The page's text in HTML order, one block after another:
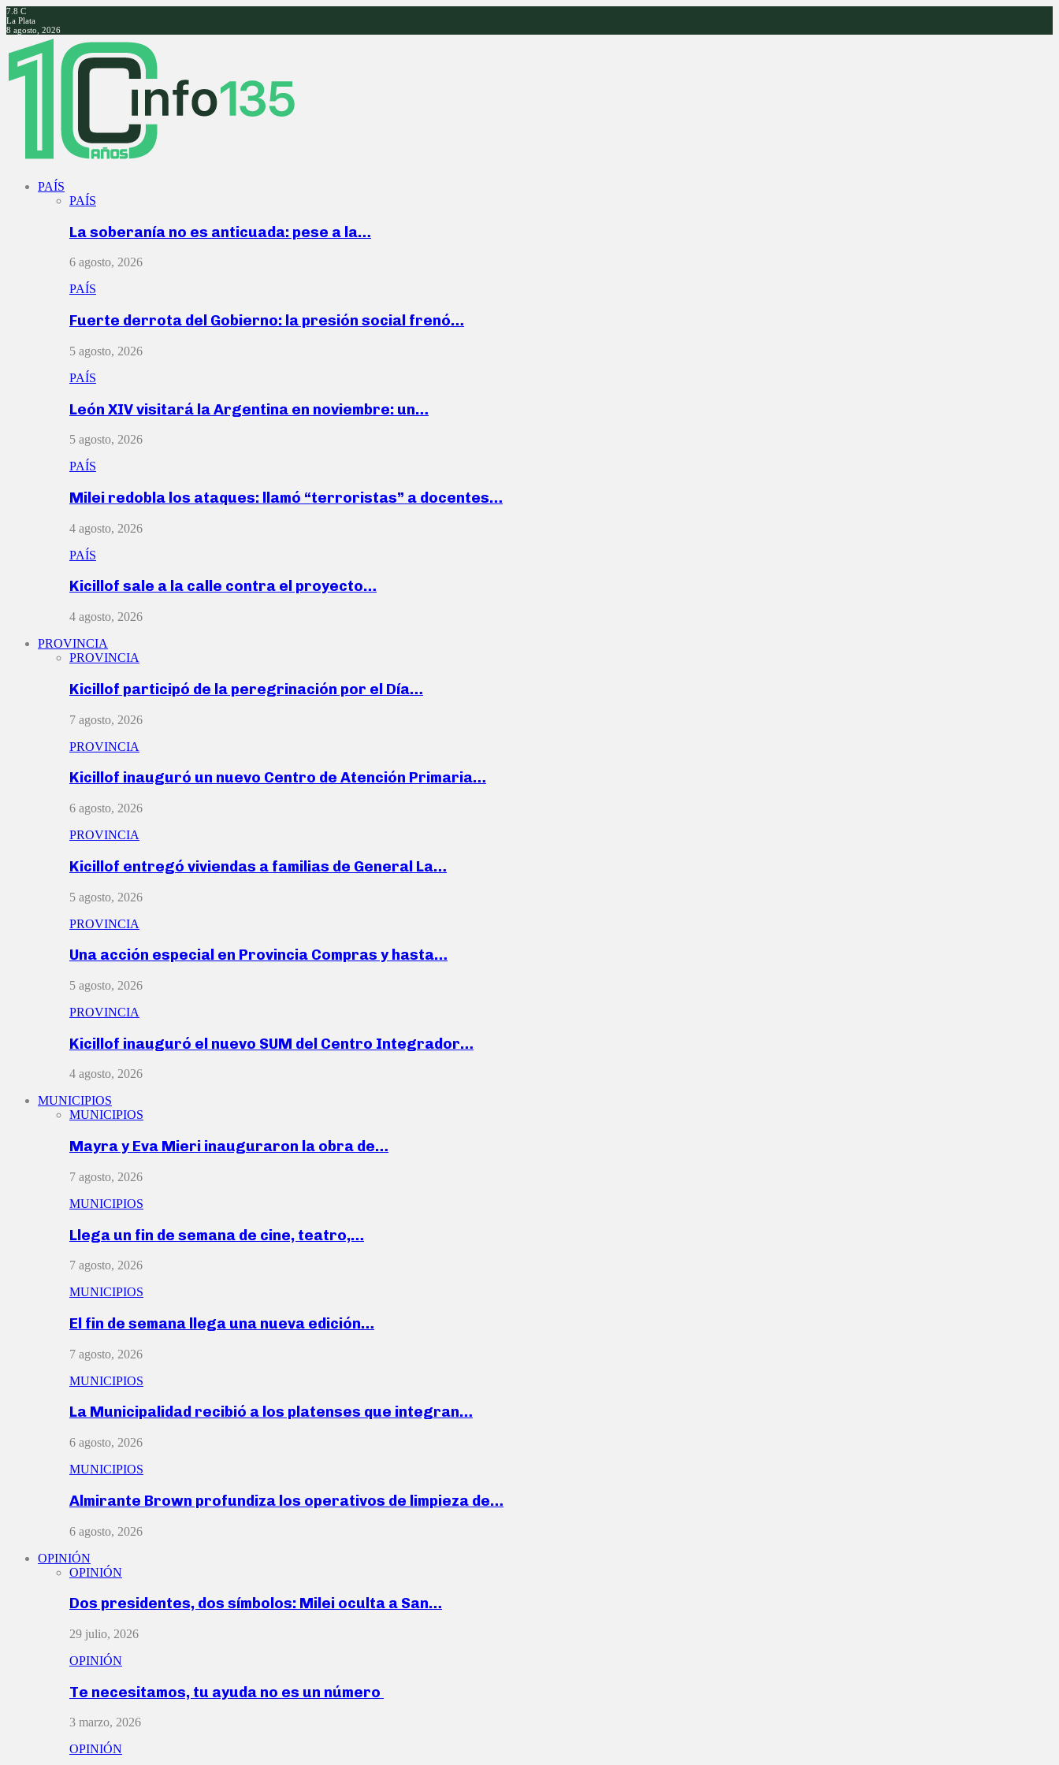
7.8 C
La Plata
8 agosto, 2026
Facebook
Twitter
Instagram
Youtube
PAÍS
PAÍS
La soberanía no es anticuada: pese a la…
6 agosto, 2026
PAÍS
Fuerte derrota del Gobierno: la presión social frenó…
5 agosto, 2026
PAÍS
León XIV visitará la Argentina en noviembre: un…
5 agosto, 2026
PAÍS
Milei redobla los ataques: llamó “terroristas” a docentes…
4 agosto, 2026
PAÍS
Kicillof sale a la calle contra el proyecto…
4 agosto, 2026
PROVINCIA
PROVINCIA
Kicillof participó de la peregrinación por el Día…
7 agosto, 2026
PROVINCIA
Kicillof inauguró un nuevo Centro de Atención Primaria…
6 agosto, 2026
PROVINCIA
Kicillof entregó viviendas a familias de General La…
5 agosto, 2026
PROVINCIA
Una acción especial en Provincia Compras y hasta…
5 agosto, 2026
PROVINCIA
Kicillof inauguró el nuevo SUM del Centro Integrador…
4 agosto, 2026
MUNICIPIOS
MUNICIPIOS
Mayra y Eva Mieri inauguraron la obra de…
7 agosto, 2026
MUNICIPIOS
Llega un fin de semana de cine, teatro,…
7 agosto, 2026
MUNICIPIOS
El fin de semana llega una nueva edición…
7 agosto, 2026
MUNICIPIOS
La Municipalidad recibió a los platenses que integran…
6 agosto, 2026
MUNICIPIOS
Almirante Brown profundiza los operativos de limpieza de…
6 agosto, 2026
OPINIÓN
OPINIÓN
Dos presidentes, dos símbolos: Milei oculta a San…
29 julio, 2026
OPINIÓN
Te necesitamos, tu ayuda no es un número
3 marzo, 2026
OPINIÓN